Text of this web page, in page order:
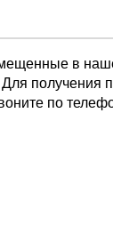
в
Для
по